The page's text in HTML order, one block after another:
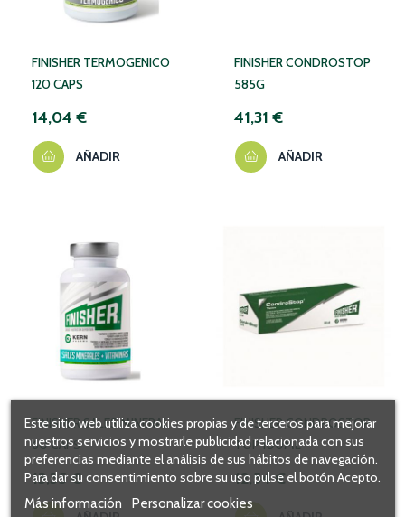
FINISHER TERMOGENICO
120 CAPS
14,04 €
AÑADIR
FINISHER CONDROSTOP
585G
41,31 €
AÑADIR
FINISHER SALES MINERAL
60 CAPS
13,35 €
FINISHER CONDROSTOP
TOP 100ML
12,54 €
Este sitio web utiliza cookies propias y de terceros para mejorar
nuestros servicios y mostrarle publicidad relacionada con sus
preferencias mediante el análisis de sus hábitos de navegación.
Para dar su consentimiento sobre su uso pulse el botón Acepto.
Más información
Personalizar cookies